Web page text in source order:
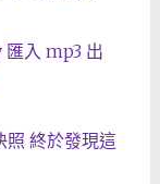
入 mp3 出
終於發現這